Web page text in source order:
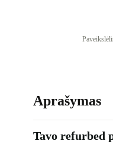
Aprašymas
Tavo refurbed